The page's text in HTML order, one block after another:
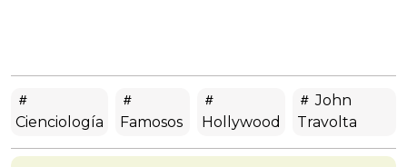
Cienciología Famosos Hollywood
John
Travolta